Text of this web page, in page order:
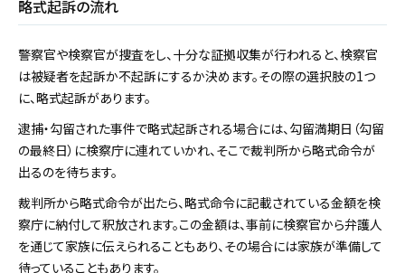
略式起訴の流れ
警察官や検察官が捜査をし、十分な証拠収集が行われると、検察官
は被疑者を起訴か不起訴にするか決めます。その際の選択肢の1つ
に、略式起訴があります。
逮捕・勾留された事件で略式起訴される場合には、勾留満期日（勾留
の最終日）に検察庁に連れていかれ、そこで裁判所から略式命令が
出るのを待ちます。
裁判所から略式命令が出たら、略式命令に記載されている金額を検
察庁に納付して釈放されます。この金額は、事前に検察官から弁護人
を通じて家族に伝えられることもあり、その場合には家族が準備して
待っていることもあります。